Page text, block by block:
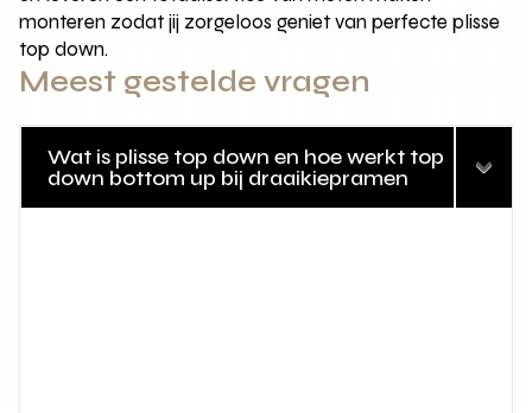
monteren zodat jij zorgeloos geniet van perfecte plisse
top down.
Meest gestelde vragen
Wat is plisse top down en hoe werkt top
down bottom up bij draaikiepramen